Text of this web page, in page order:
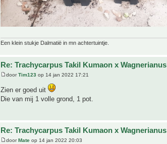
Een klein stukje Dalmatië in mn achtertuintje.
Re: Trachycarpus Takil Kumaon x Wagnerianus
doorTim123 op 14 jan 2022 17:21
Zien er goed uit
Die van mij 1 volle grond, 1 pot.
Re: Trachycarpus Takil Kumaon x Wagnerianus
doorMate op 14 jan 2022 20:03